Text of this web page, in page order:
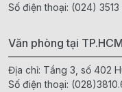
Số điện thoại: (024)
Văn phòng tại TP.HCM
Địa chỉ: Tầng 3, số 402
Số điện thoại: